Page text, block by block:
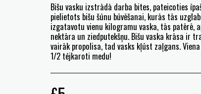
Bišu vasku izstrādā darba bites, pateicoties
pielietots bišu šūnu būvēšanai, kurās tās
izgatavotu vienu kilogramu vaska, tās patērē,
nektāra un ziedputekšņu. Bišu vaska krāsa ir
vairāk propolisa, tad vasks kļūst zaļgans.
1/2 tējkaroti medu!